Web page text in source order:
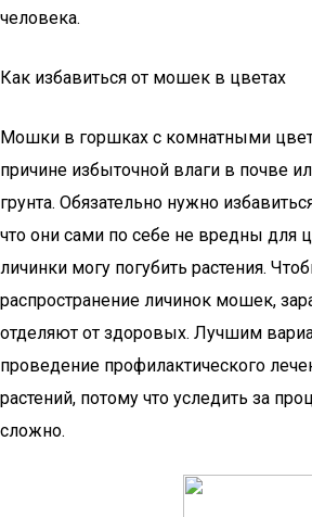
человека.
Как избавиться от мошек в цветах
Мошки в горшках с комнатными
причине избыточной влаги в почве
грунта. Обязательно нужно
что они сами по себе не вредны для
личинки могу погубить растения.
распространение личинок мошек,
отделяют от здоровых. Лучшим
проведение профилактического
растений, потому что уследить за
сложно.